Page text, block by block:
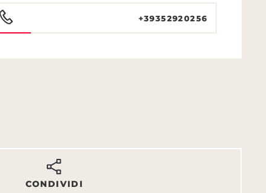
+39352920256
CONDIVIDI